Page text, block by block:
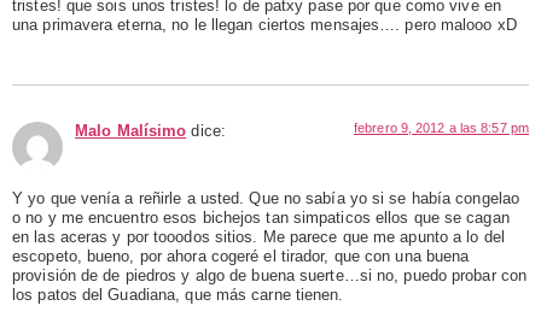
tristes! que sois unos tristes! lo de patxy pase por que como vive en
una primavera eterna, no le llegan ciertos mensajes…. pero malooo xD
Malo Malísimo dice: febrero 9, 2012 a las 8:57 pm
Y yo que venía a reñirle a usted. Que no sabía yo si se había congelao
o no y me encuentro esos bichejos tan simpaticos ellos que se cagan
en las aceras y por tooodos sitios. Me parece que me apunto a lo del
escopeto, bueno, por ahora cogeré el tirador, que con una buena
provisión de de piedros y algo de buena suerte…si no, puedo probar con
los patos del Guadiana, que más carne tienen.